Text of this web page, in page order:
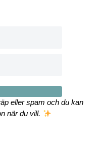
eller spam och du kan
när du vill.